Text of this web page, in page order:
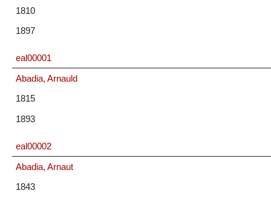
1810
1897
eal00001
Abadia, Arnauld
1815
1893
eal00002
Abadia, Arnaut
1843